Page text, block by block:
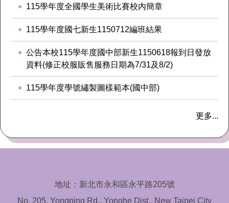
115學年度全國學生美術比賽校內簡章
115學年度國七新生1150712編班結果
公告本校115學年度國中部新生1150618報到日發放
資料(修正校服販售服務日期為7/31及8/2)
115學年度學號繡製圖樣範本(國中部)
更多...
地址：新北市永和區永平路205號
No. 205, Yongping Rd., Yonghe Dist., New Taipei City